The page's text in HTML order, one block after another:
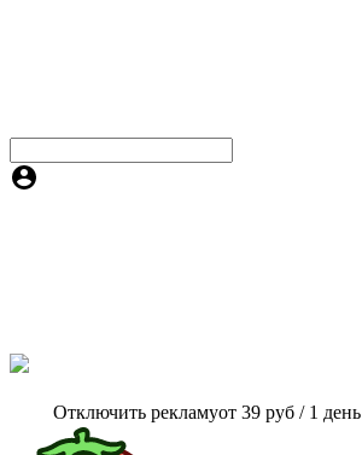
Отключить рекламуот 39 руб / 1 день